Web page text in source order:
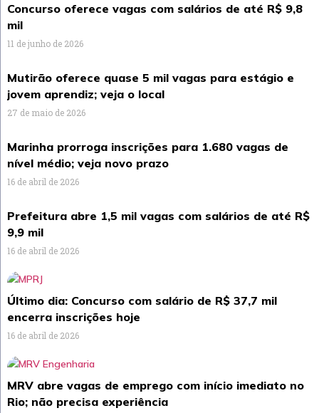
Concurso oferece vagas com salários de até R$ 9,8
mil
11 de junho de 2026
Mutirão oferece quase 5 mil vagas para estágio e
jovem aprendiz; veja o local
27 de maio de 2026
Marinha prorroga inscrições para 1.680 vagas de
nível médio; veja novo prazo
16 de abril de 2026
Prefeitura abre 1,5 mil vagas com salários de até R$
9,9 mil
16 de abril de 2026
Último dia: Concurso com salário de R$ 37,7 mil
encerra inscrições hoje
16 de abril de 2026
MRV abre vagas de emprego com início imediato no
Rio; não precisa experiência